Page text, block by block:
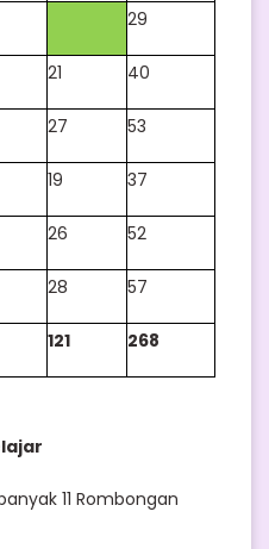
29
21 40
27 53
19 37
26 52
28 57
121 268
11 Rombongan